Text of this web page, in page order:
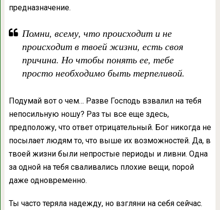
предназначение.
Помни, всему, что происходит и не
происходит в твоей жизни, есть своя
причина. Но чтобы понять ее, тебе
просто необходимо быть терпеливой.
Подумай вот о чем… Разве Господь взвалил на тебя
непосильную ношу? Раз ты все еще здесь,
предположу, что ответ отрицательный. Бог никогда не
посылает людям то, что выше их возможностей. Да, в
твоей жизни были непростые периоды и ливни. Одна
за одной на тебя сваливались плохие вещи, порой
даже одновременно.
Ты часто теряла надежду, но взгляни на себя сейчас.